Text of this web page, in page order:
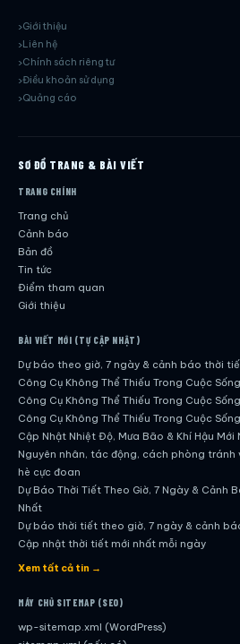
Giới thiệu
Liên hệ
Chính sách riêng tư
Điều khoản sử dụng
Quảng cáo
SƠ ĐỒ TRANG & BÀI VIẾT
TRANG CHÍNH
Trang chủ
Cảnh báo
Bản đồ
Tin tức
Điểm tham quan
Giới thiệu
BÀI VIẾT MỚI (TỰ CẬP NHẬT)
Dự báo theo giờ, 7 ngày & cảnh báo thời
Công Cụ Không Thể Thiếu Trong Cuộc
Công Cụ Không Thể Thiếu Trong Cuộc
Công Cụ Không Thể Thiếu Trong Cuộc
Cập Nhật Nhiệt Độ, Mưa Bão & Khí Hậu Mới
Nguyên nhân, tác động, cách phòng
hè cực đoan
Dự Báo Thời Tiết Theo Giờ, 7 Ngày & Cảnh
Nhất
Dự báo thời tiết theo giờ, 7 ngày & cảnh
Cập nhật thời tiết mới nhất mỗi ngày
Hướng dẫn đầy đủ về dự báo thời tiết hiện đại
Dự Báo Thời Tiết Theo Giờ, 7 Ngày & Cảnh
Công Cụ Không Thể Thiếu Trong Cuộc Sống
Xem tất cả tin →
MÁY CHỦ SITEMAP (SEO)
wp-sitemap.xml (WordPress)